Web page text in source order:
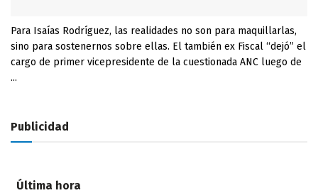
Para Isaías Rodríguez, las realidades no son para maquillarlas,
sino para sostenernos sobre ellas. El también ex Fiscal “dejó” el
cargo de primer vicepresidente de la cuestionada ANC luego de
...
Publicidad
Última hora